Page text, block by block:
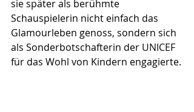
sie später als berühmte
Schauspielerin nicht einfach das
Glamourleben genoss, sondern sich
als Sonderbotschafterin der UNICEF
für das Wohl von Kindern engagierte.